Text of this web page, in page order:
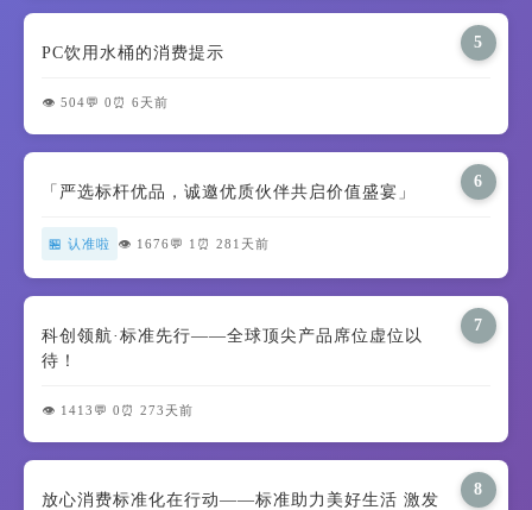
5
PC饮用水桶的消费提示
👁️ 504💬 0 ⏰ 6天前
6
「严选标杆优品，诚邀优质伙伴共启价值盛宴」
🏪 认准啦 👁️ 1676 💬 1 ⏰ 281天前
7
科创领航·标准先行——全球顶尖产品席位虚位以
待！
👁️ 1413 💬 0 ⏰ 273天前
8
放心消费标准化在行动——标准助力美好生活 激发